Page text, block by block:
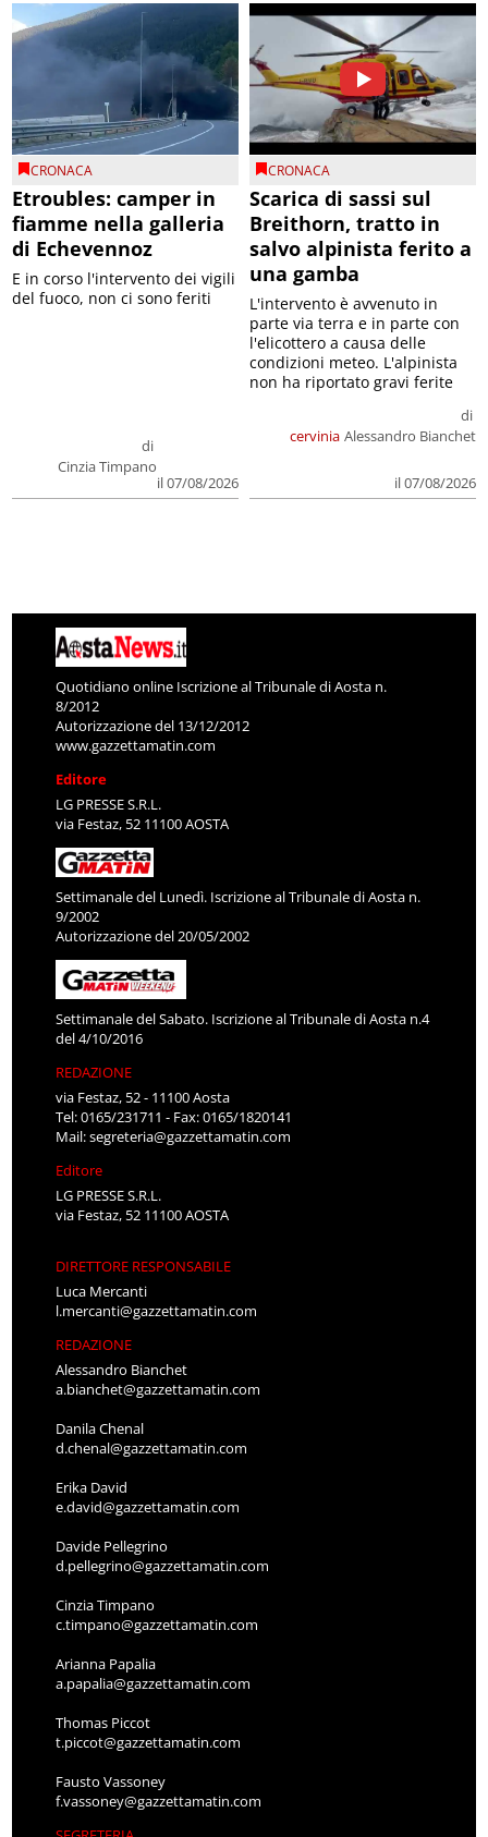
CRONACA
Etroubles: camper in
fiamme nella galleria
di Echevennoz
di
Cinzia Timpano
il 07/08/2026
E in corso l'intervento dei vigili
del fuoco, non ci sono feriti
CRONACA
Scarica di sassi sul
Breithorn, tratto in
salvo alpinista ferito a
una gamba
cervinia
di
Alessandro Bianchet
il 07/08/2026
L'intervento è avvenuto in
parte via terra e in parte con
l'elicottero a causa delle
condizioni meteo. L'alpinista
non ha riportato gravi ferite
Quotidiano online Iscrizione al Tribunale di Aosta n.
8/2012
Autorizzazione del 13/12/2012
www.gazzettamatin.com
Editore
LG PRESSE S.R.L.
via Festaz, 52 11100 AOSTA
Settimanale del Lunedì. Iscrizione al Tribunale di Aosta n.
9/2002
Autorizzazione del 20/05/2002
Settimanale del Sabato. Iscrizione al Tribunale di Aosta n.4
del 4/10/2016
REDAZIONE
via Festaz, 52 - 11100 Aosta
Tel: 0165/231711 - Fax: 0165/1820141
Mail:segreteria@gazzettamatin.com
Editore
LG PRESSE S.R.L.
via Festaz, 52 11100 AOSTA
DIRETTORE RESPONSABILE
Luca Mercanti
l.mercanti@gazzettamatin.com
REDAZIONE
Alessandro Bianchet
a.bianchet@gazzettamatin.com
Danila Chenal
d.chenal@gazzettamatin.com
Erika David
e.david@gazzettamatin.com
Davide Pellegrino
d.pellegrino@gazzettamatin.com
Cinzia Timpano
c.timpano@gazzettamatin.com
Arianna Papalia
a.papalia@gazzettamatin.com
Thomas Piccot
t.piccot@gazzettamatin.com
Fausto Vassoney
f.vassoney@gazzettamatin.com